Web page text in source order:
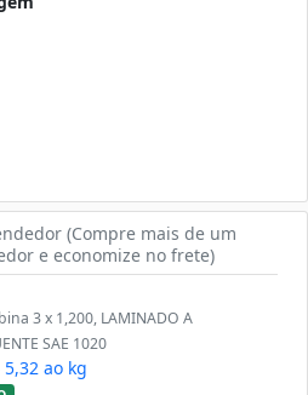
(Compre mais de um
e economize no frete)
3 x 1,200, LAMINADO A
SAE 1020
5,32 ao kg